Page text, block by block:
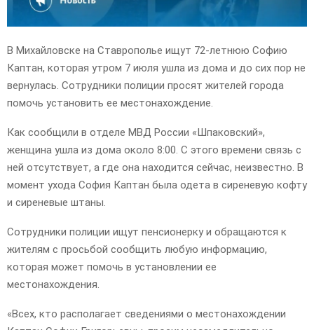
U
В Михайловске на Ставрополье ищут 72-летнюю Софию
Каптан, которая утром 7 июля ушла из дома и до сих пор не
вернулась. Сотрудники полиции просят жителей города
помочь установить ее местонахождение.
Как сообщили в отделе МВД России «Шпаковский»,
женщина ушла из дома около 8:00. С этого времени связь с
ней отсутствует, а где она находится сейчас, неизвестно. В
момент ухода София Каптан была одета в сиреневую кофту
и сиреневые штаны.
Сотрудники полиции ищут пенсионерку и обращаются к
жителям с просьбой сообщить любую информацию,
которая может помочь в установлении ее
местонахождения.
«Всех, кто располагает сведениями о местонахождении